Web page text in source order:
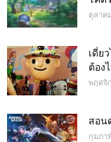
ตุลาค
เดี่ย
ต้อง
พฤศจิ
สอน
กุมภา